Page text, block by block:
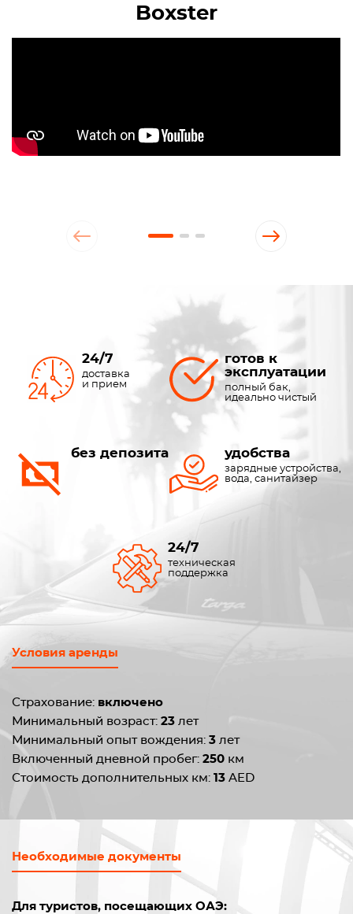
Boxster
24/7
доставка
и прием
готов к
эксплуатации
полный бак,
идеально чистый
без депозита удобства
зарядные устройства,
вода, санитайзер
24/7
техническая
поддержка
Условия аренды
Страхование: включено
Минимальный возраст: 23 лет
Минимальный опыт вождения: 3 лет
Включенный дневной пробег: 250 км
Стоимость дополнительных км: 13 AED
Необходимые документы
Для туристов, посещающих ОАЭ: